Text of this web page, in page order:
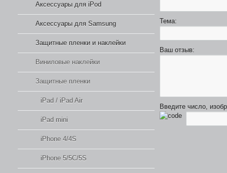
Тема:
Ваш отзыв:
Введите число,
Аксессуары для iPod
Аксессуары для Samsung
Защитные пленки и наклейки
Виниловые наклейки
Защитные пленки
iPad / iPad Air
iPad mini
iPhone 4/4S
iPhone 5/5C/5S